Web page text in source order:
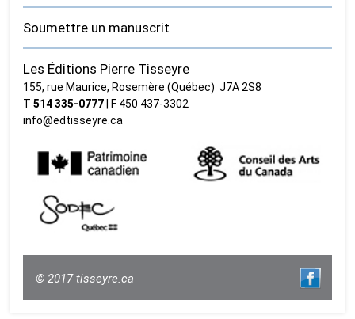
Soumettre un manuscrit
Les Éditions Pierre Tisseyre
155, rue Maurice, Rosemère (Québec) J7A 2S8
T514 335‑0777 | F 450 437‑3302
info@edtisseyre.ca
© 2017 tisseyre.ca